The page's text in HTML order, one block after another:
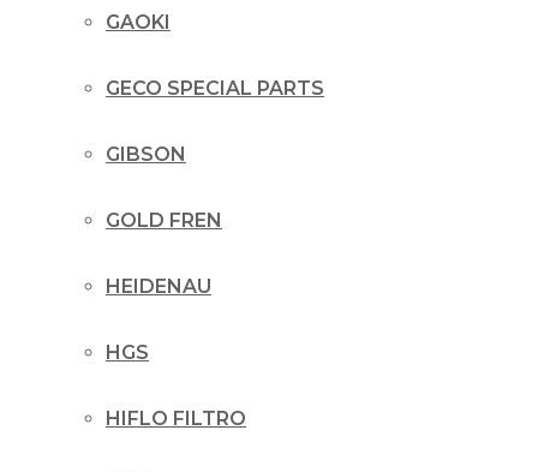
GAOKI
GECO SPECIAL PARTS
GIBSON
GOLD FREN
HEIDENAU
HGS
HIFLO FILTRO